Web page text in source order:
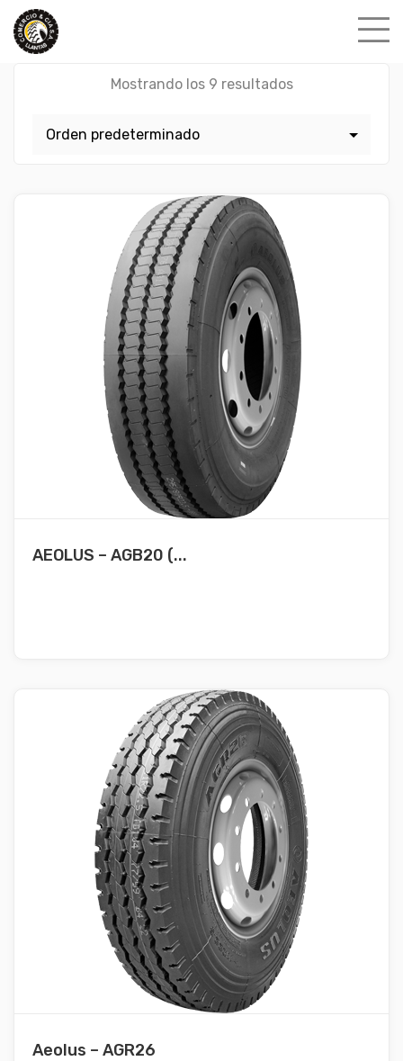
Skip
content
Mostrando los 9 resultados
AEOLUS – AGB20 (...
Aeolus – AGR26